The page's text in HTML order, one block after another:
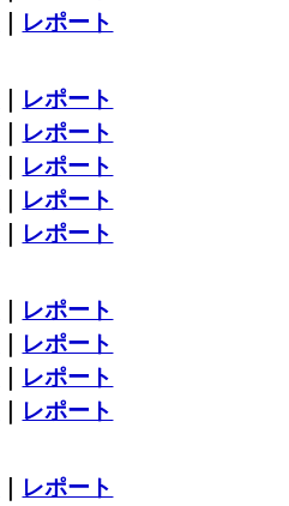
レポート
レポート
レポート
レポート
レポート
レポート
レポート
レポート
レポート
レポート
レポート